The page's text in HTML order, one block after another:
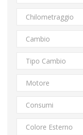
Chilometraggio
Cambio
Tipo Cambio
Motore
Consumi
Colore Esterno